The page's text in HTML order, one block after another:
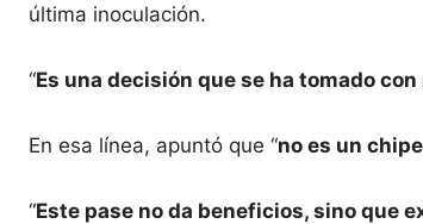
última inoculación.
“Es una decisión que se ha tomado
En esa línea, apuntó que “no es un
“Este pase no da beneficios, sino que